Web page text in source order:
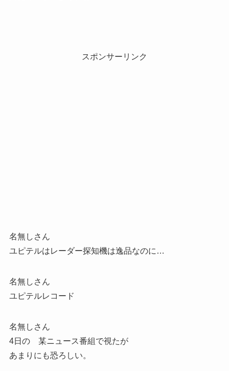
スポンサーリンク
名無しさん
ユピテルはレーダー探知機は逸品なのに…
名無しさん
ユピテルレコード
名無しさん
4日の 某ニュース番組で視たが
あまりにも恐ろしい。